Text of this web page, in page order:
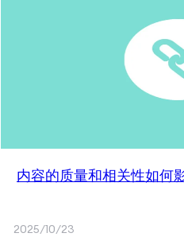
内容的质量和相关性如何
2025/10/23